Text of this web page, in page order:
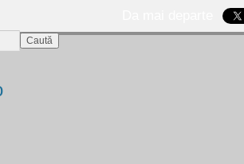
Caută